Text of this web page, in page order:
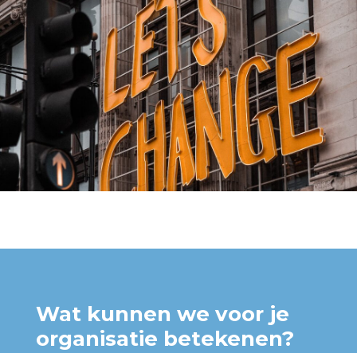
Wat kunnen we voor je
organisatie betekenen?